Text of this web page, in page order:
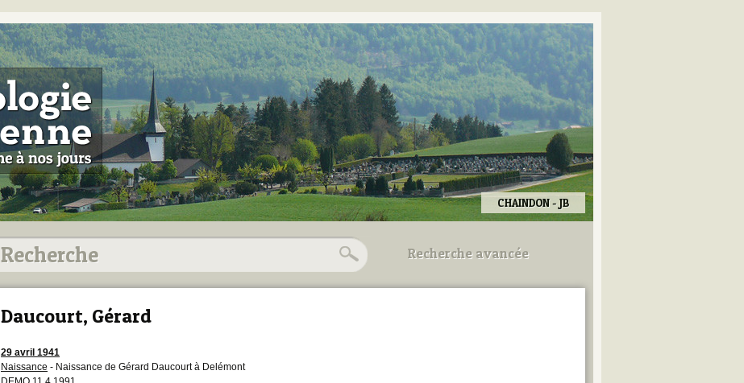
CHAINDON - JB
Recherche avancée
Utilisez les champs ci-dessous
Daucourt, Gérard
29 avril 1941
Naissance - Naissance de Gérard Daucourt à Delémont